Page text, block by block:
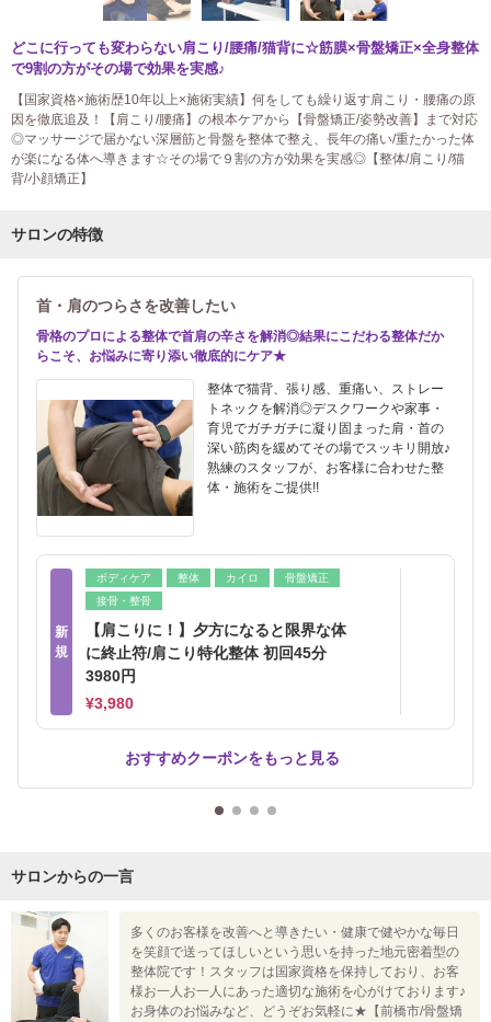
どこに行っても変わらない肩こり/腰痛/猫背に☆筋膜×骨盤矯正×全身整体
で9割の方がその場で効果を実感♪
【国家資格×施術歴10年以上×施術実績】何をしても繰り返す肩こり・腰痛の原
因を徹底追及！【肩こり/腰痛】の根本ケアから【骨盤矯正/姿勢改善】まで対応
◎マッサージで届かない深層筋と骨盤を整体で整え、長年の痛い/重たかった体
が楽になる体へ導きます☆その場で９割の方が効果を実感◎【整体/肩こり/猫
背/小顔矯正】
サロンの特徴
首・肩のつらさを改善したい
骨格のプロによる整体で首肩の辛さを解消◎結果にこだわる整体だか
らこそ、お悩みに寄り添い徹底的にケア★
整体で猫背、張り感、重痛い、ストレー
トネックを解消◎デスクワークや家事・
育児でガチガチに凝り固まった肩・首の
深い筋肉を緩めてその場でスッキリ開放♪
熟練のスタッフが、お客様に合わせた整
体・施術をご提供!!
新
規
ボディケア 整体 カイロ
骨盤矯正
接骨・整骨
【肩こりに！】夕方になると限界な体
に終止符/肩こり特化整体 初回45分
3980円
¥3,980
おすすめクーポンをもっと見る
サロンからの一言
多くのお客様を改善へと導きたい・健康で健やかな毎日
を笑顔で送ってほしいという思いを持った地元密着型の
整体院です！スタッフは国家資格を保持しており、お客
様お一人お一人にあった適切な施術を心がけております♪
お身体のお悩みなど、どうぞお気軽に★【前橋市/骨盤矯